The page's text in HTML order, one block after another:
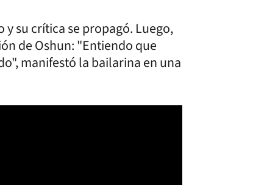
y su crítica se propagó. Luego,
de Oshun: "Entiendo que
manifestó la bailarina en una